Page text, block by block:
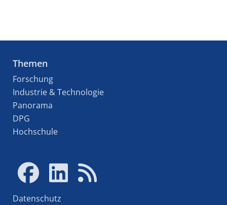
Themen
Forschung
Industrie & Technologie
Panorama
DPG
Hochschule
Datenschutz